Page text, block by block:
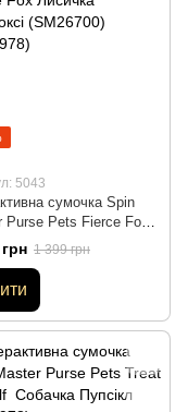
5043
сумочка Spin
Purse Pets Fierce Fox
Блуфоксі (SM26700)
1 399 грн